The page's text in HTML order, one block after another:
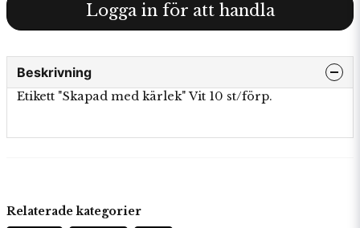
Logga in för att handla
Beskrivning
Etikett "Skapad med kärlek" Vit 10 st/förp.
Relaterade kategorier